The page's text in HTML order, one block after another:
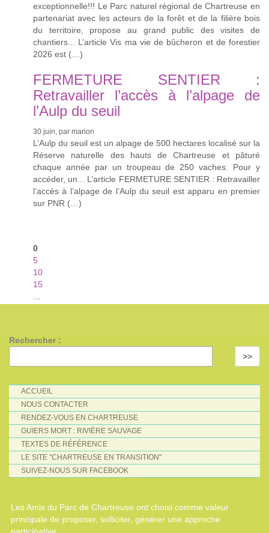
exceptionnelle!!! Le Parc naturel régional de Chartreuse en
partenariat avec les acteurs de la forêt et de la filière bois
du territoire, propose au grand public des visites de
chantiers... L’article Vis ma vie de bûcheron et de forestier
2026 est (…)
FERMETURE SENTIER :
Retravailler l’accès à l’alpage de
l’Aulp du seuil
30 juin, par marion
L’Aulp du seuil est un alpage de 500 hectares localisé sur la
Réserve naturelle des hauts de Chartreuse et pâturé
chaque année par un troupeau de 250 vaches. Pour y
accéder, un... L’article FERMETURE SENTIER : Retravailler
l’accès à l’alpage de l’Aulp du seuil est apparu en premier
sur PNR (…)
0
5
10
15
...
Rechercher :
>>
ACCUEIL
NOUS CONTACTER
RENDEZ-VOUS EN CHARTREUSE
GUIERS MORT : RIVIÈRE SAUVAGE
TEXTES DE RÉFÉRENCE
LE SITE "CHARTREUSE EN TRANSITION"
SUIVEZ-NOUS SUR FACEBOOK
Les Amis du Parc de Chartreuse ont choisi comme valeur
principale de proposer, solliciter, générer une approche